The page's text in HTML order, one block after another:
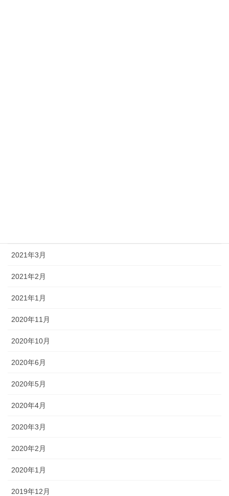
2021年3月
2021年2月
2021年1月
2020年11月
2020年10月
2020年6月
2020年5月
2020年4月
2020年3月
2020年2月
2020年1月
2019年12月